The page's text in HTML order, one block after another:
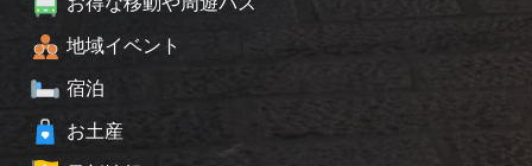
地域イベント
宿泊
お土産